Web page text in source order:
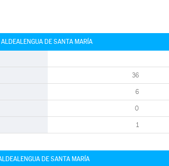
DE SANTA MARÍA
36
6
0
1
DE SANTA MARÍA